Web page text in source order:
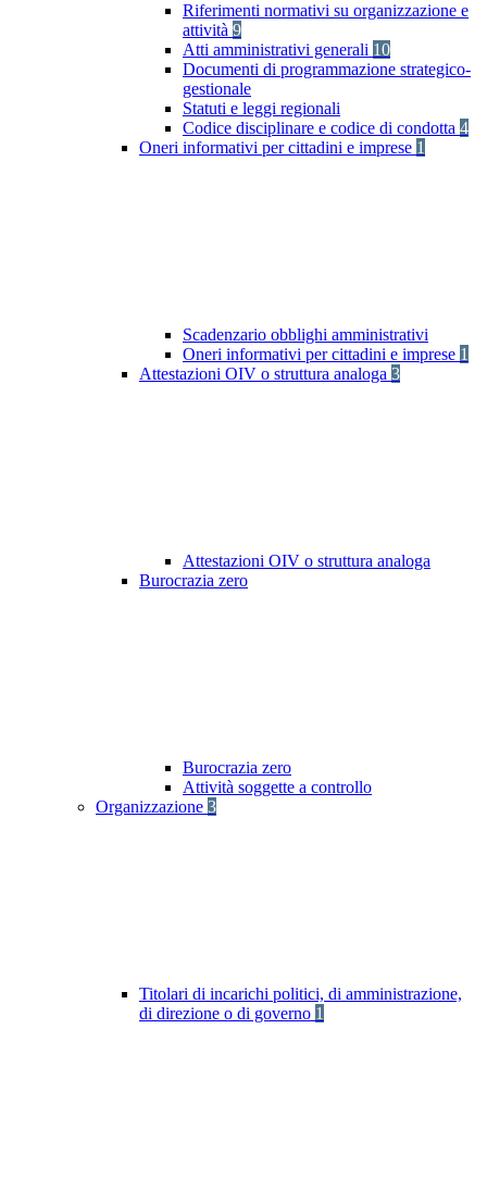
Riferimenti normativi su organizzazione e
attività 9
Atti amministrativi generali 10
Documenti di programmazione strategico-
gestionale
Statuti e leggi regionali
Codice disciplinare e codice di condotta 4
Oneri informativi per cittadini e imprese 1
Scadenzario obblighi amministrativi
Oneri informativi per cittadini e imprese 1
Attestazioni OIV o struttura analoga 3
Attestazioni OIV o struttura analoga
Burocrazia zero
Burocrazia zero
Attività soggette a controllo
Organizzazione 3
Titolari di incarichi politici, di amministrazione,
di direzione o di governo 1